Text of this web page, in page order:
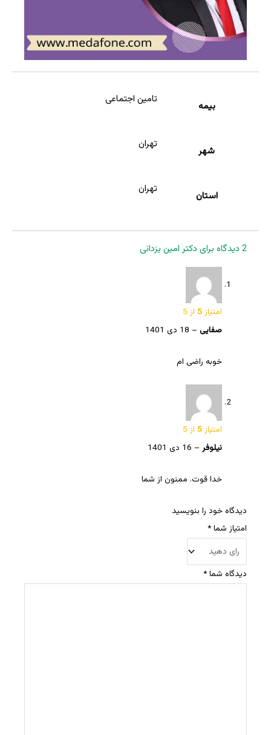
بیمه
تامین اجتماعی
شهر
تهران
استان
تهران
2 دیدگاه برای دکتر امین یزدانی
امتیاز5 از 5
صفایی – 18 دی 1401
خوبه راضی ام
امتیاز5 از 5
نیلوفر – 16 دی 1401
خدا قوت. ممنون از شما
دیدگاه خود را بنویسید
امتیاز شما*
دیدگاه شما*